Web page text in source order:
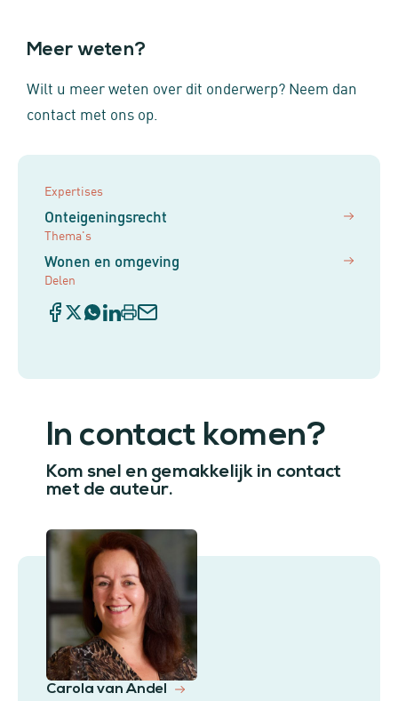
Meer weten?
Wilt u meer weten over dit onderwerp? Neem dan
contact met ons op.
Expertises
Onteigeningsrecht
Thema's
Wonen en omgeving
Delen
In contact komen?
Kom snel en gemakkelijk in contact
met de auteur.
Carola van Andel